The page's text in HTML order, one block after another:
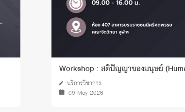
Workshop : สติปัญญาของมนุษย์
บริการวิชาการ
09 May 2026